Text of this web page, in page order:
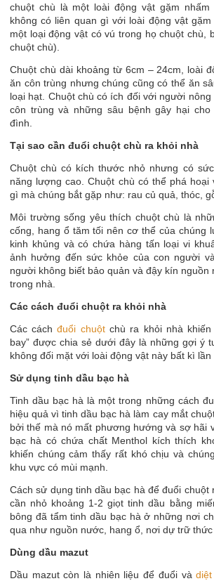
chuột chù là một loài động vật gặm
không có liên quan gì với loài động vật
một loại động vật có vú trong họ chuột chù,
chuột chù).
Chuột chù dài khoảng từ 6cm – 24cm, loài
ăn côn trùng nhưng chúng cũng có thể ăn
loại hạt. Chuột chù có ích đối với người
côn trùng và những sâu bệnh gây hại
đình.
Tại sao cần đuổi chuột chù ra khỏi nhà
Chuột chù có kích thước nhỏ nhưng có
năng lượng cao. Chuột chù có thể phá hoại
gì mà chúng bắt gặp như: rau củ quả, thóc,
Môi trường sống yêu thích chuột chù là
cống, hang ổ tăm tối nên cơ thể của chúng
kinh khủng và có chứa hàng tấn loại vi
ảnh hưởng đến sức khỏe của con người
người không biết bảo quản và đậy kín
trong nhà.
Các cách đuổi chuột ra khỏi nhà
Các cáchđuổi chuộtchù ra khỏi nhà khiến
bay” được chia sẻ dưới đây là những gợi ý
không đối mặt với loài động vật này bất kì lần
Sử dụng tinh dầu bạc hà
Tinh dầu bạc hà là một trong những cách
hiệu quả vì tinh dầu bạc hà làm cay mắt
bởi thế mà nó mất phương hướng và sợ hãi
bạc hà có chứa chất Menthol kích thích
khiến chúng cảm thấy rất khó chịu và
khu vực có mùi mạnh.
Cách sử dụng tinh dầu bạc hà để đuổi chuột
cần nhỏ khoảng 1-2 giọt tinh dầu bằng
bông đã tẩm tinh dầu bạc hà ở những nơi
qua như nguồn nước, hang ổ, nơi dự trữ thức
Dùng dầu mazut
Dầu mazut còn là nhiên liệu để đuổi và